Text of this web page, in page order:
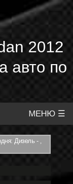
2012
авто по
МЕНЮ ☰
Дизель - ,